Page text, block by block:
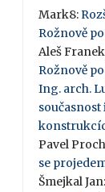
Mark8:
Rožnově
Aleš Franek
Rožnově
Ing. arch.
Pavel
se
Šmejkal Jan